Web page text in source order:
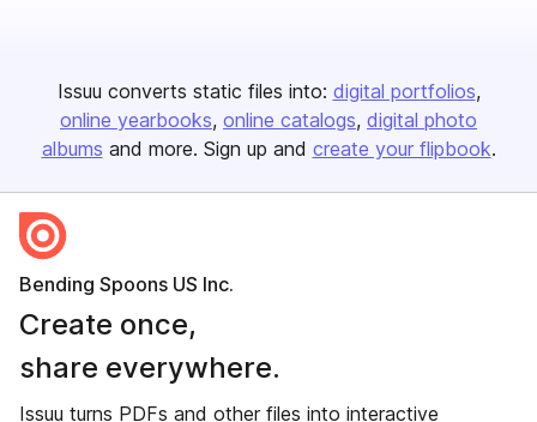
Issuu converts static files into: digital portfolios
online yearbooks online catalogs digital photo
albums and more. Sign up and create your flipbook.
Bending Spoons US Inc.
Create once,
share everywhere.
Issuu turns PDFs and other files into interactive